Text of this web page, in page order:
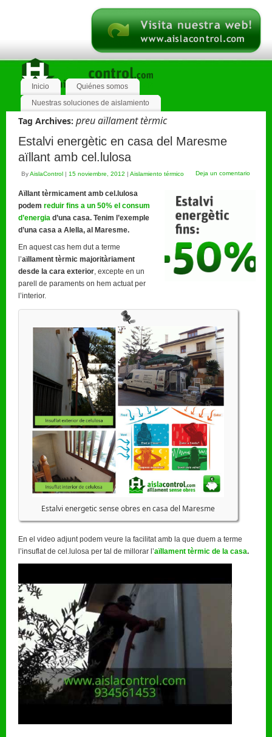
Inicio
Quiénes somos
Nuestras soluciones de aislamiento
Tag Archives: preu aïllament tèrmic
Estalvi energètic en casa del Maresme
aïllant amb cel.lulosa
ByAislaControl | 15 noviembre, 2012 | Aislamiento térmico Deja un comentario
Aïllant tèrmicament amb cel.lulosa
podem reduir fins a un 50% el consum
d’energia d’una casa. Tenim l’exemple
d’una casa a Alella, al Maresme.
En aquest cas hem dut a terme
l’aïllament tèrmic majoritàriament
desde la cara exterior, excepte en un
parell de paraments on hem actuat per
l’interior.
Estalvi energetic sense obres en casa del Maresme
En el video adjunt podem veure la facilitat amb la que duem a terme
l’insuflat de cel.lulosa per tal de millorar l’aïllament tèrmic de la casa.